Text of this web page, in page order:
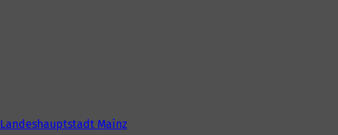
Landeshauptstadt Mainz